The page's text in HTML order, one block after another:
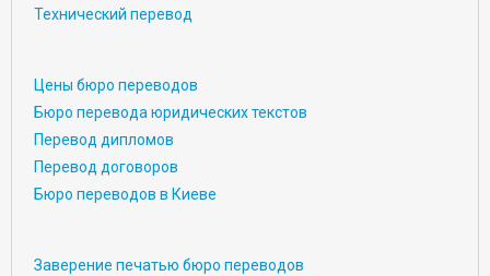
Технический перевод
Цены бюро переводов
Бюро перевода юридических текстов
Перевод дипломов
Перевод договоров
Бюро переводов в Киеве
Заверение печатью бюро переводов